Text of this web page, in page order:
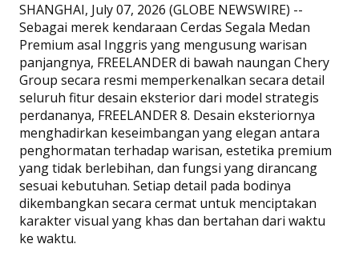
SHANGHAI, July 07, 2026 (GLOBE NEWSWIRE) --
Sebagai merek kendaraan Cerdas Segala Medan
Premium asal Inggris yang mengusung warisan
panjangnya, FREELANDER di bawah naungan Chery
Group secara resmi memperkenalkan secara detail
seluruh fitur desain eksterior dari model strategis
perdananya, FREELANDER 8. Desain eksteriornya
menghadirkan keseimbangan yang elegan antara
penghormatan terhadap warisan, estetika premium
yang tidak berlebihan, dan fungsi yang dirancang
sesuai kebutuhan. Setiap detail pada bodinya
dikembangkan secara cermat untuk menciptakan
karakter visual yang khas dan bertahan dari waktu
ke waktu.